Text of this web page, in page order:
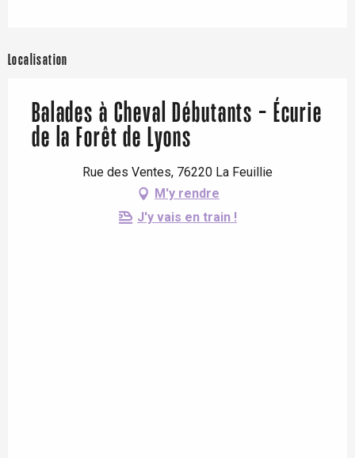
Localisation
Balades à Cheval Débutants - Écurie
de la Forêt de Lyons
Rue des Ventes, 76220 La Feuillie
M'y rendre
J'y vais en train !